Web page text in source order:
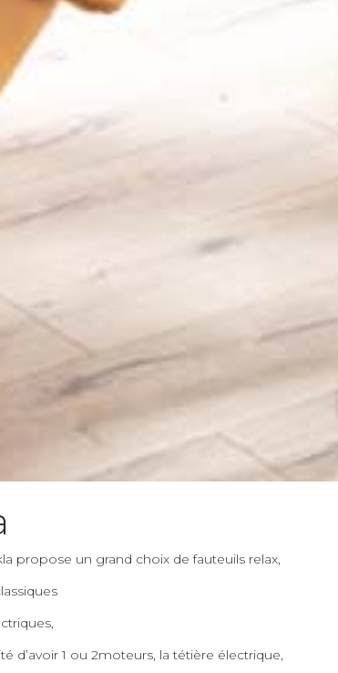
propose un grand choix de fauteuils relax,
d’avoir 1 ou 2moteurs, la tétière électrique,